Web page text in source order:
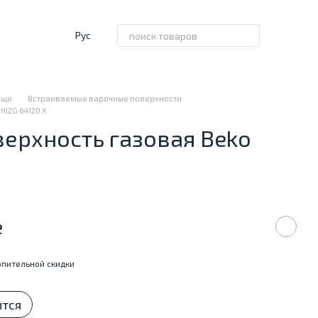
Рус
Встраиваемые варочные поверхности
64120 X
газовая Beko
скидки